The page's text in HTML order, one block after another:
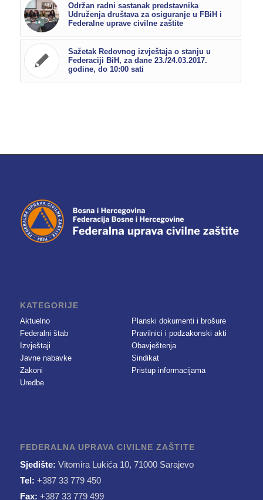
Održan radni sastanak predstavnika
Udruženja društava za osiguranje u FBiH i
Federalne uprave civilne zaštite
Sažetak Redovnog izvještaja o stanju u
Federaciji BiH, za dane 23./24.03.2017.
godine, do 10:00 sati
KATEGORIJE
Aktuelno
Federalni štab
Izvještaji
Javne nabavke
Zakoni
Uredbe
Planski dokumenti i brošure
Pravilnici i podzakonski akti
Obavještenja
Sindikat
Pristup informacijama
FEDERALNA UPRAVA CIVILNE ZAŠTITE
Sjedište: Vitomira Lukića 10, 71000 Sarajevo
Tel: +387 33 779 450
Fax: +387 33 779 499